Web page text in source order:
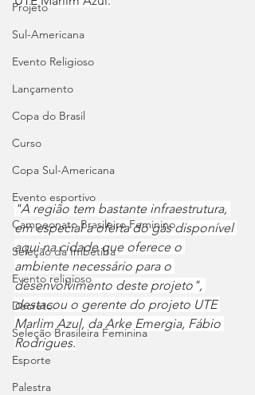
Projeto
Sul-Americana
Evento Religioso
Lançamento
Copa do Brasil
Curso
Copa Sul-Americana
Evento esportivo
Campeonato Brasileiro Feminino
Seleção da Imbetiba
Evento religioso
Decreto
Seleção Brasileira Feminina
Esporte
Palestra
"A região tem bastante infraestrutura,
em especial a oferta do gás disponível
aqui na cidade que oferece o
ambiente necessário para o
desenvolvimento deste projeto",
destacou o gerente do projeto UTE
Marlim Azul, da Arke Emergia, Fábio
Rodrigues.